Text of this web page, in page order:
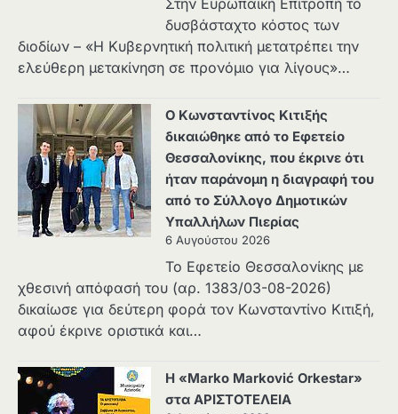
Στην Ευρωπαϊκή Επιτροπή το
δυσβάσταχτο κόστος των
διοδίων – «Η Κυβερνητική πολιτική μετατρέπει την
ελεύθερη μετακίνηση σε προνόμιο για λίγους»…
Ο Κωνσταντίνος Κιτιξής
δικαιώθηκε από το Εφετείο
Θεσσαλονίκης, που έκρινε ότι
ήταν παράνομη η διαγραφή του
από το Σύλλογο Δημοτικών
Υπαλλήλων Πιερίας
6 Αυγούστου 2026
Το Εφετείο Θεσσαλονίκης με
χθεσινή απόφασή του (αρ. 1383/03-08-2026)
δικαίωσε για δεύτερη φορά τον Κωνσταντίνο Κιτιξή,
αφού έκρινε οριστικά και…
Η «Marko Marković Orkestar»
στα ΑΡΙΣΤΟΤΕΛΕΙΑ